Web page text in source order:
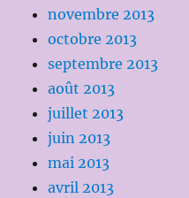
novembre 2013
octobre 2013
septembre 2013
août 2013
juillet 2013
juin 2013
mai 2013
avril 2013